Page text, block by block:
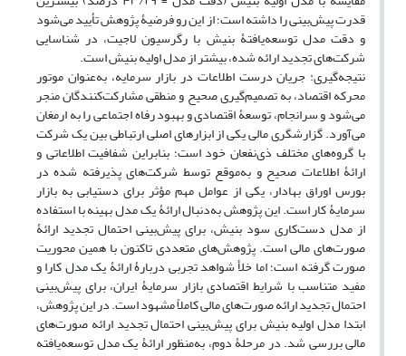
قدرت پیش‌بینی را داشته است؛ از این رو فرضیۀ پژوهش تأیید می‌شود
و دقت مدل توسعه‌یافتۀ بنیش با رگرسیون لاجیت، در شناسایی
شرکت‌های تجدید ارائه شده، بیشتر از مدل اولیه بنیش است.
نتیجه‌گیری: جریان درست اطلاعات در بازار سرمایه، به‌عنوان موتور
محرکه اقتصاد، به تصمیم‌گیری صحیح و منطقی مشارکت‌کنندگان منجر
می‌شود و سرانجام، توسعۀ اقتصادی و بهبود رفاه اجتماعی را به ارمغان
می‌آورد. گزارشگری مالی یکی از ابزارهای اصلی ارتباطی بین یک شرکت
با گروه‌های مختلف ذی‌نفعان خود است؛ بنابراین شفافیت اطلاعاتی و
ارائۀ اطلاعات صحیح و به‌موقع توسط شرکت‌های پذیرفته شده در
بورس اوراق بهادار، یکی از عوامل مهم مؤثر برای دستیابی به بازار
سرمایۀ کار است. این پژوهش به‌دنبال ارائۀ یک مدل بهینه با استفاده
از مدل دست‌کاری سود بنیش، برای پیش‌بینی احتمال تجدید ارائۀ
صورت‌های مالی است. پژوهش‌های متعددی تاکنون با همین محوریت
صورت گرفته است؛ اما خلأ شواهد تجربی دربارۀ ارائۀ یک مدل کارا و
مفید متناسب با شرایط اقتصادی بازار سرمایۀ ایران، برای پیش‌بینی
احتمال تجدید ارائه صورت‌های مالی کاملاً مشهود است. در این پژوهش،
ابتدا مدل اولیه بنیش برای پیش‌بینی احتمال تجدید ارائه صورت‌های
مالی بررسی شد. در مرحلۀ دوم، به‌منظور ارائۀ یک مدل توسعه‌یافته